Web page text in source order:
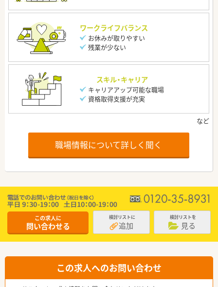
ワークライフバランス
お休みが取りやすい
残業が少ない
スキル・キャリア
キャリアアップ可能な職場
資格取得支援が充実
職場情報について詳しく聞く
この求人に
問い合わせる
検討リストに
追加
検討リストを
見る
この求人へのお問い合わせ